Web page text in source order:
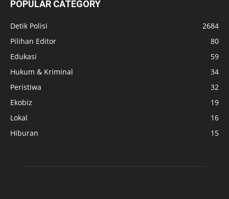
POPULAR CATEGORY
Detik Polisi
2684
Pilihan Editor
80
Edukasi
59
Hukum & Kriminal
34
Peristiwa
32
Ekobiz
19
Lokal
16
Hiburan
15